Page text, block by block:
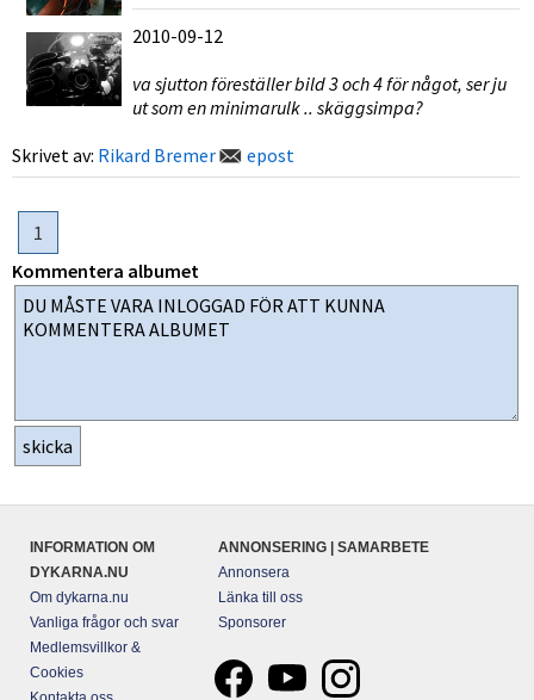
2010-09-12
va sjutton föreställer bild 3 och 4 för något, ser ju
ut som en minimarulk .. skäggsimpa?
Skrivet av: Rikard Bremer epost
1
Kommentera albumet
INFORMATION OM
DYKARNA.NU
Om dykarna.nu
Vanliga frågor och svar
Medlemsvillkor &
Cookies
ANNONSERING | SAMARBETE
Annonsera
Länka till oss
Sponsorer